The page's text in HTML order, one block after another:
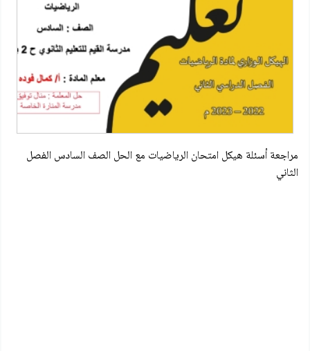
مراجعة أسئلة هيكل امتحان الرياضيات مع الحل الصف السادس الفصل
الثاني